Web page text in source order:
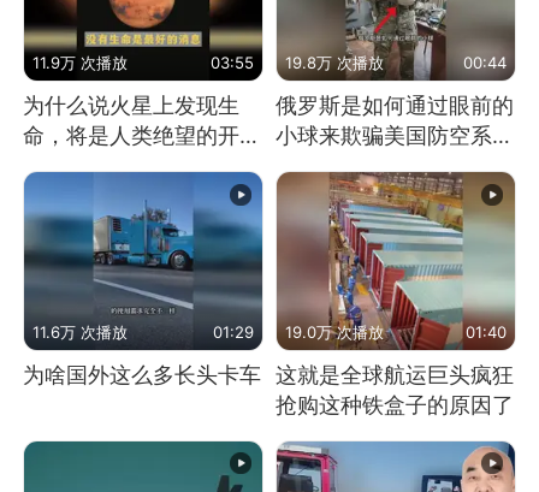
11.9万 次播放 03:55
为什么说火星上发现生
命，将是人类绝望的开
始？
19.8万 次播放 00:44
俄罗斯是如何通过眼前的
小球来欺骗美国防空系统
的
11.6万 次播放 01:29
为啥国外这么多长头卡车
19.0万 次播放 01:40
这就是全球航运巨头疯狂
抢购这种铁盒子的原因了